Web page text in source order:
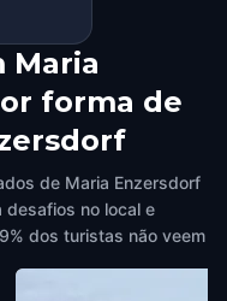
Maria
forma de
de Maria Enzersdorf
desafios no local e
dos turistas não veem